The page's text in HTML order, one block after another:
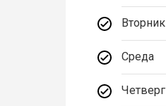
Вторник
Среда
Четверг